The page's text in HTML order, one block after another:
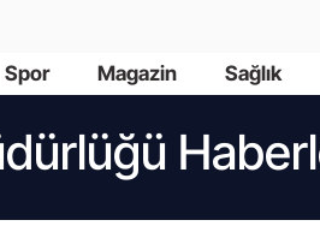
Spor Magazin Sağlık